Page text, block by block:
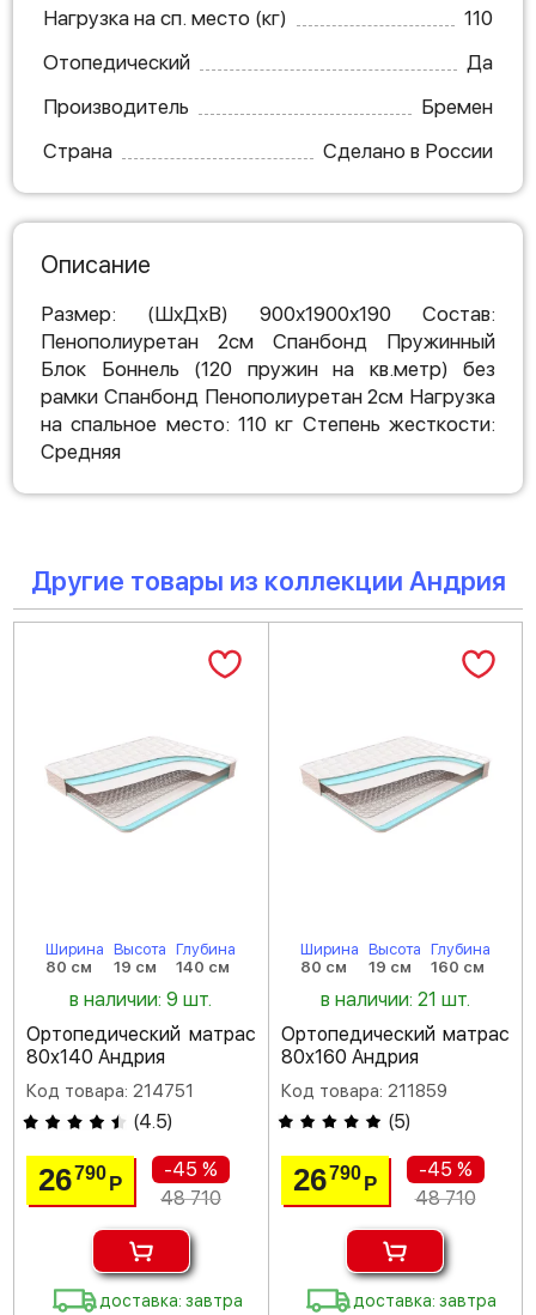
Нагрузка на сп. место (кг)
110
Отопедический
Да
Производитель
Бремен
Страна
Сделано в России
Описание
Размер: (ШхДхВ) 900х1900х190 Состав:
Пенополиуретан 2см Спанбонд Пружинный
Блок Боннель (120 пружин на кв.метр) без
рамки Спанбонд Пенополиуретан 2см Нагрузка
на спальное место: 110 кг Степень жесткости:
Средняя
Другие товары из коллекции Андрия
Ширина
80 см
Высота
19 см
Глубина
140 см
в наличии: 9 шт.
Ортопедический матрас
80х140 Андрия
Код товара: 214751
(4.5)
26790Р
-45 %
48 710
доставка: завтра
Ширина
80 см
Высота
19 см
Глубина
160 см
в наличии: 21 шт.
Ортопедический матрас
80х160 Андрия
Код товара: 211859
(5)
26790 Р
-45 %
48 710
доставка: завтра